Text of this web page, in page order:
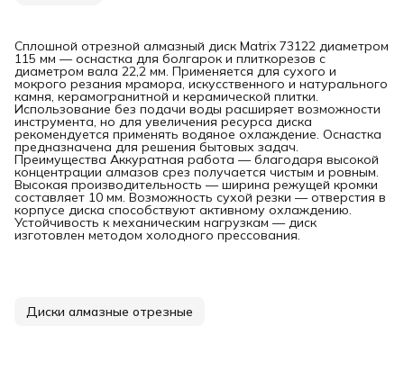
Сплошной отрезной алмазный диск Matrix 73122 диаметром
115 мм — оснастка для болгарок и плиткорезов с
диаметром вала 22,2 мм. Применяется для сухого и
мокрого резания мрамора, искусственного и натурального
камня, керамогранитной и керамической плитки.
Использование без подачи воды расширяет возможности
инструмента, но для увеличения ресурса диска
рекомендуется применять водяное охлаждение. Оснастка
предназначена для решения бытовых задач.
Преимущества Аккуратная работа — благодаря высокой
концентрации алмазов срез получается чистым и ровным.
Высокая производительность — ширина режущей кромки
составляет 10 мм. Возможность сухой резки — отверстия в
корпусе диска способствуют активному охлаждению.
Устойчивость к механическим нагрузкам — диск
изготовлен методом холодного прессования.
Диски алмазные отрезные